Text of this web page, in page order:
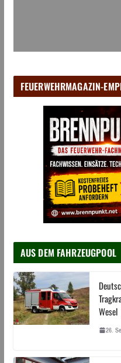
FEUERWEHRMAGAZIN-
AUS DEM FAHRZEUGPOOL
Wesel
26.